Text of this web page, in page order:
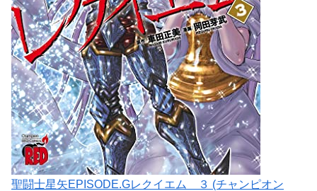
聖闘士星矢EPISODE.Gレクイエム ３ (チャンピオン